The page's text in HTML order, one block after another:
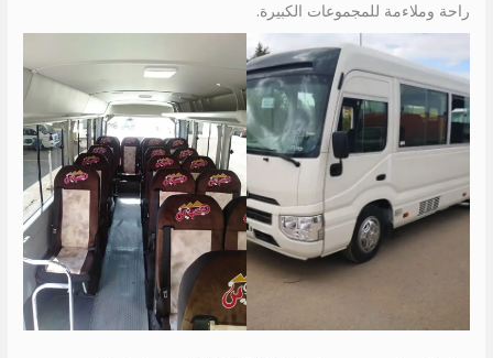
راحة وملاءمة للمجموعات الكبيرة.